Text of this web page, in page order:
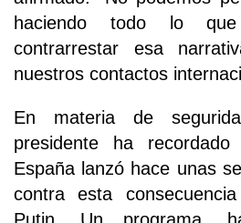
haciendo todo lo
contrarrestar esa
nuestros contactos
En materia de
presidente ha
España lanzó hace unas
contra esta